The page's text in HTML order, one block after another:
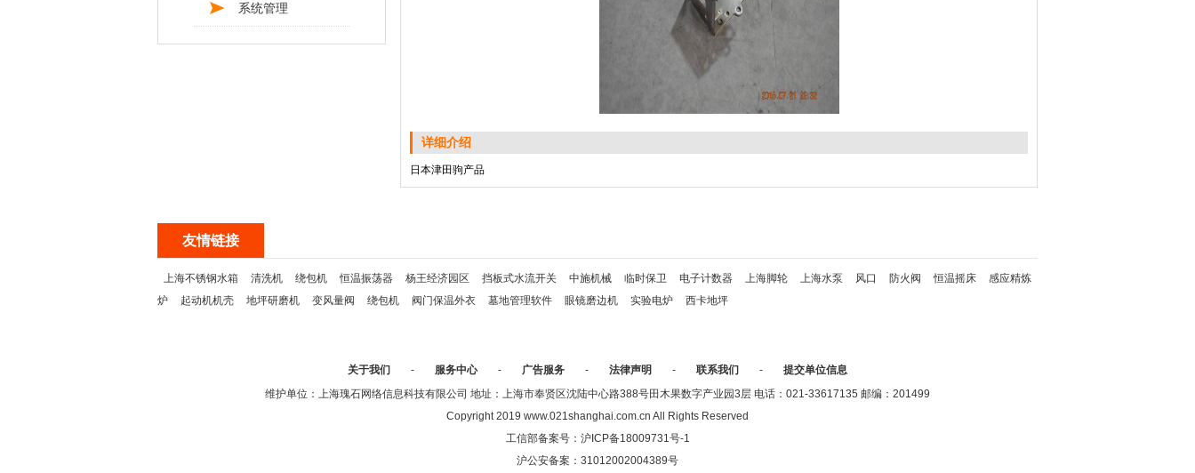
系统管理
详细介绍
日本津田驹产品
友情链接
上海不锈钢水箱 清洗机 绕包机 恒温振荡器 杨王经济园区 挡板式水流开关 中施机械 临时保卫 电子计数器 上海脚轮 上海水泵 风口 防火阀 恒温摇床
感应精炼
炉
起动机机壳 地坪研磨机 变风量阀 绕包机 阀门保温外衣 墓地管理软件 眼镜磨边机 实验电炉 西卡地坪
关于我们 - 服务中心 - 广告服务 - 法律声明 - 联系我们 -
提交单位信息
维护单位：上海瑰石网络信息科技有限公司 地址：上海市奉贤区沈陆中心路388号田木果数字产业园3层 电话：021-33617135 邮编：201499
Copyright 2019 www.021shanghai.com.cn All Rights Reserved
工信部备案号： 沪ICP备18009731号-1
沪公安备案： 31012002004389号